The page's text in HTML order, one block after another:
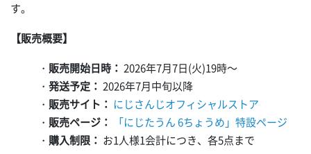
す。
【販売概要】
・ 販売開始日時： 2026年7月7日(火)19時～
・ 発送予定： 2026年7月中旬以降
・ 販売サイト： にじさんじオフィシャルストア
・ 販売ページ：
「にじたうん 6ちょうめ」特設ページ
・ 購入制限： お1人様1会計につき、各5点まで